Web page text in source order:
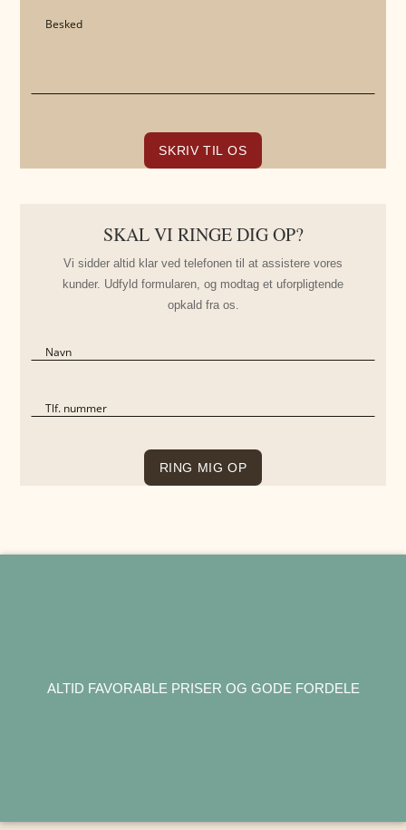
SKAL VI RINGE DIG OP?
Vi sidder altid klar ved telefonen til at assistere vores
kunder. Udfyld formularen, og modtag et uforpligtende
opkald fra os.
ALTID FAVORABLE PRISER OG GODE FORDELE